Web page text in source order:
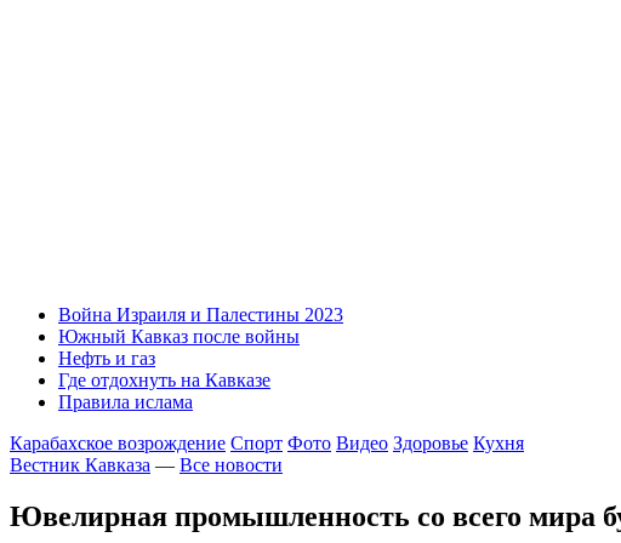
Война Израиля и Палестины 2023
Южный Кавказ после войны
Нефть и газ
Где отдохнуть на Кавказе
Правила ислама
Карабахское возрождение Спорт Фото Видео Здоровье Кухня
Вестник Кавказа — Все новости
Ювелирная промышленность со всего мира